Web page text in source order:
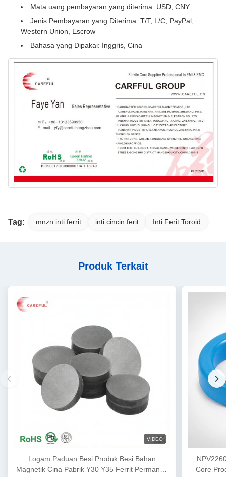
Mata uang pembayaran yang diterima: USD, CNY
Jenis Pembayaran yang Diterima: T/T, L/C, PayPal,
Western Union, Escrow
Bahasa yang Dipakai: Inggris, Cina
Tag: mnzn inti ferrit inti cincin ferit Inti Ferit Toroid
Produk Terkait
VIDEO
Logam Paduan Besi Produk Besi Bahan
Magnetik Cina Pabrik Y30 Y35 Ferrit Permanen
Core